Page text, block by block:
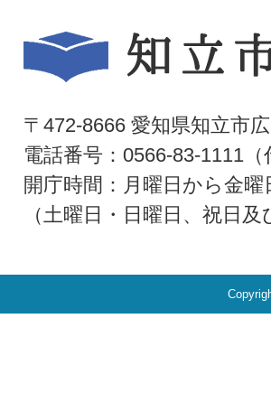
〒472-8666 愛知県知立市
電話番号：0566-83-1111（
開庁時間：月曜日から金
（土曜日・日曜日、祝日